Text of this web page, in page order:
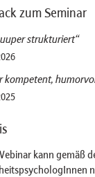
zum Seminar
strukturiert“
kompetent,
kann gemäß